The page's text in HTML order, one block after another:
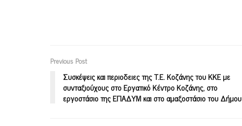
Previous Post
Συσκέψεις και περιοδειες της Τ.Ε. Κοζάνης του ΚΚΕ με
συνταξιούχους στο Εργατικό Κέντρο Κοζάνης, στο
εργοστάσιο της ΕΠΑΔΥΜ και στο αμαξοστάσιο του Δήμου